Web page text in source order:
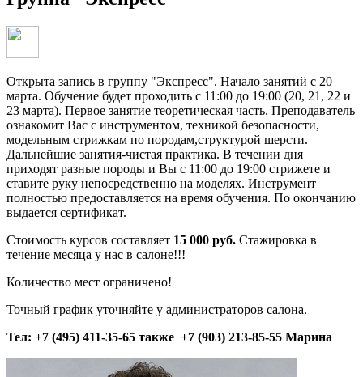
Открыта запись в группу "Экспресс". Начало занятий с 20
марта. Обучение будет проходить с 11:00 до 19:00 (20, 21, 22 и
23 марта). Первое занятие теоретическая часть. Преподаватель
ознакомит Вас с инструментом, техникой безопасности,
модельным стрижкам по породам,структурой шерсти.
Дальнейшие занятия-чистая практика. В течении дня
приходят разные породы и Вы с 11:00 до 19:00 стрижете и
ставите руку непосредственно на моделях. Инструмент
полностью предоставляется на время обучения. По окончанию
выдается сертификат.
Стоимость курсов составляет 15 000 руб. Стажировка в
течение месяца у нас в салоне!!!
Количество мест ограничено!
Точный график уточняйте у администраторов салона.
Тел: +7 (495) 411-35-65 также +7 (903) 213-85-55 Марина